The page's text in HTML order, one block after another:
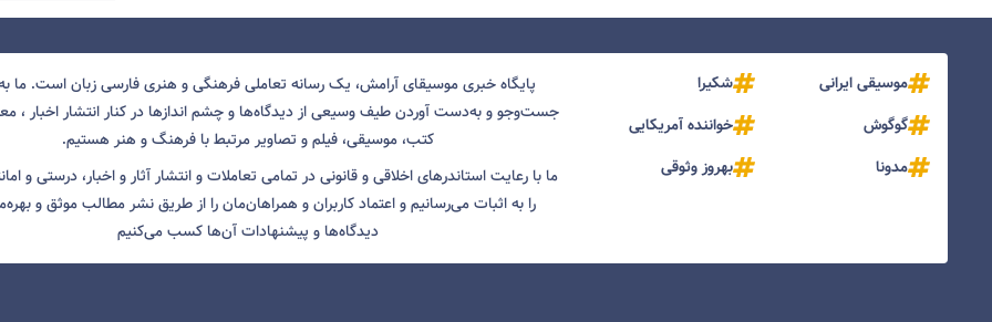
موسیقی ایرانی
شکیرا
گوگوش
خواننده آمریکایی
مدونا
بهروز وثوقی
پایگاه خبری موسیقای آرامش، یک رسانه تعاملی فرهنگی و هنری فارسی زبان است. ما
جست‌و‌جو و به‌دست آوردن طیف وسیعی از دیدگاه‌ها و چشم انداز‌ها در کنار انتشار اخبار ،
کتب، موسیقی، فیلم و تصاویر مرتبط با فرهنگ و هنر هستیم.
ما با رعایت استاندرهای اخلاقی و قانونی در تمامی تعاملات و انتشار آثار و اخبار، درستی و
را به اثبات می‌رسانیم و اعتماد کاربران و همراهان‌مان را از طریق نشر مطالب موثق و
دیدگاه‌ها و پیشنهادات آن‌ها کسب می‌کنیم